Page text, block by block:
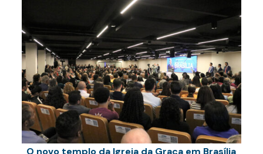
O novo templo da Igreja da Graça em Brasília